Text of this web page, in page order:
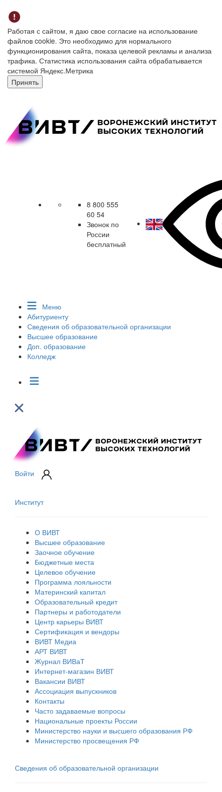
Работая с сайтом, я даю свое согласие на использование
файлов cookie. Это необходимо для нормального
функционирования сайта, показа целевой рекламы и анализа
трафика. Статистика использования сайта обрабатывается
системой Яндекс.Метрика
Принять
8 800 555
60 54
Звонок по
России
бесплатный
Меню
Абитуриенту
Сведения об образовательной организации
Высшее образование
Доп. образование
Колледж
Войти
Институт
О ВИВТ
Высшее образование
Заочное обучение
Бюджетные места
Целевое обучение
Программа лояльности
Материнский капитал
Образовательный кредит
Партнеры и работодатели
Центр карьеры ВИВТ
Сертификация и вендоры
ВИВТ Медиа
АРТ ВИВТ
Журнал ВИВаТ
Интернет-магазин ВИВТ
Вакансии ВИВТ
Ассоциация выпускников
Контакты
Часто задаваемые вопросы
Национальные проекты России
Министерство науки и высшего образования РФ
Министерство просвещения РФ
Сведения об образовательной организации